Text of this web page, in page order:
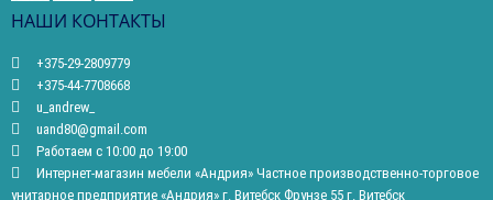
НАШИ КОНТАКТЫ
+375-29-2809779
+375-44-7708668
u_andrew_
uand80@gmail.com
Работаем с 10:00 до 19:00
Интернет-магазин мебели «Андрия» Частное производственно-торговое
унитарное предприятие «Андрия» г. Витебск Фрунзе 55 г. Витебск